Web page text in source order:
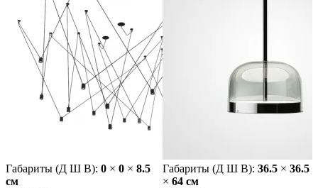
Габариты (Д Ш В): 0 × 0 × 8.5
cм
Габариты (Д Ш В): 36.5 × 36.5
× 64 cм